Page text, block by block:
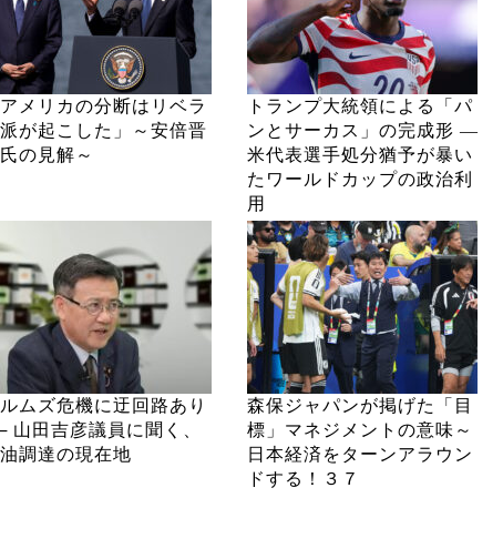
アメリカの分断はリベラ
が起こした」～安倍晋
の見解～
トランプ大統領による「パ
ンとサーカス」の完成形 ―
米代表選手処分猶予が暴い
たワールドカップの政治利
用
ムズ危機に迂回路あり
山田吉彦議員に聞く、
調達の現在地
森保ジャパンが掲げた「目
標」マネジメントの意味～
日本経済をターンアラウン
ドする！３７